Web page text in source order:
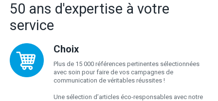
50 ans d'expertise à votre
service
Choix
Plus de 15 000 références pertinentes sélectionnées
avec soin pour faire de vos campagnes de
communication de véritables réussites !
Une sélection d’articles éco-responsables avec notre